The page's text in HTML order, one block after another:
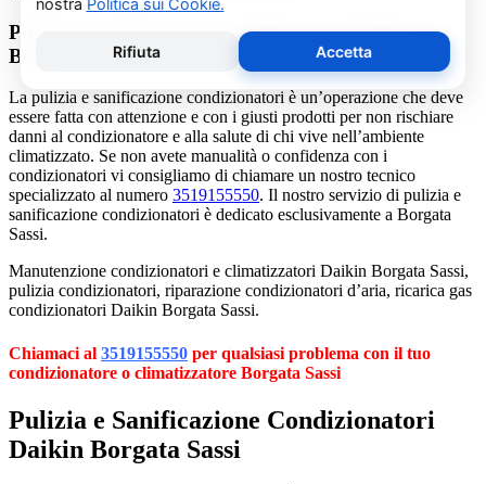
Pulizia e Sanificazione Condizionatori Daikin
Borgata Sassi
La pulizia e sanificazione condizionatori è un’operazione che deve
essere fatta con attenzione e con i giusti prodotti per non rischiare
danni al condizionatore e alla salute di chi vive nell’ambiente
climatizzato. Se non avete manualità o confidenza con i
condizionatori vi consigliamo di chiamare un nostro tecnico
specializzato al numero 3519155550. Il nostro servizio di pulizia e
sanificazione condizionatori è dedicato esclusivamente a Borgata
Sassi.
Manutenzione condizionatori e climatizzatori Daikin Borgata Sassi,
pulizia condizionatori, riparazione condizionatori d’aria, ricarica gas
condizionatori Daikin Borgata Sassi.
Chiamaci al 3519155550 per qualsiasi problema con il tuo
condizionatore o climatizzatore Borgata Sassi
Pulizia e Sanificazione Condizionatori
Daikin Borgata Sassi